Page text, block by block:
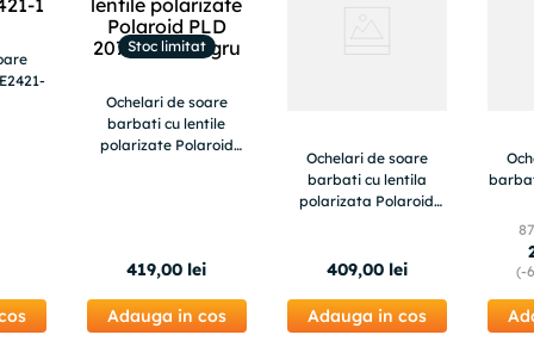
Stoc limitat
Ochelari de soare
barbati cu lentile
polarizate Polaroid
419,00 lei
Adauga in cos
Ochelari de soare
barbati cu lentila
polarizata Polaroid
409,00 lei
Adauga in cos
(-